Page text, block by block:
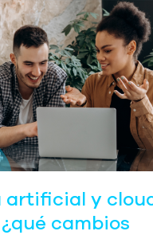
artificial y
cambios